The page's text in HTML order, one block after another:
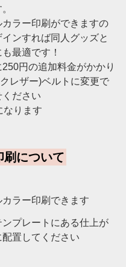
ラー印刷ができますの
ンすれば同人グッズと
最適です！
円の追加料金がかかり
レザー)ベルトに変更で
ださい
なります
について
ラー印刷できます
プレートにある仕上が
置してください